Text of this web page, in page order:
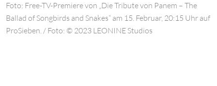
Foto: Free-TV-Premiere von „Die Tribute von Panem – The
Ballad of Songbirds and Snakes“ am 15. Februar, 20:15 Uhr auf
ProSieben. / Foto: © 2023 LEONINE Studios